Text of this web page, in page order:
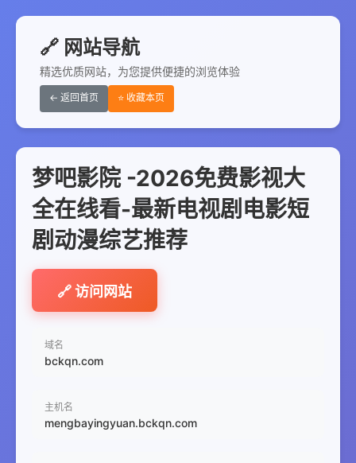
🔗 网站导航
精选优质网站，为您提供便捷的浏览体验
← 返回首页 ⭐ 收藏本页
梦吧影院 -2026免费影视大
全在线看-最新电视剧电影短
剧动漫综艺推荐
🔗 访问网站
域名
bckqn.com
主机名
mengbayingyuan.bckqn.com